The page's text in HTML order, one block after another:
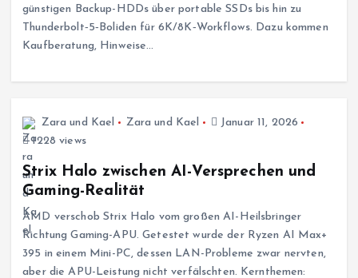
günstigen Backup-HDDs über portable SSDs bis hin zu
Thunderbolt‑5‑Boliden für 6K/8K‑Workflows. Dazu kommen
Kaufberatung, Hinweise…
Zara und Kael Zara und Kael
Januar 11, 2026
1228 views
Strix Halo zwischen AI-Versprechen und
Gaming-Realität
AMD verschob Strix Halo vom großen AI-Heilsbringer
Richtung Gaming-APU. Getestet wurde der Ryzen AI Max+
395 in einem Mini-PC, dessen LAN-Probleme zwar nervten,
aber die APU-Leistung nicht verfälschten. Kernthemen: